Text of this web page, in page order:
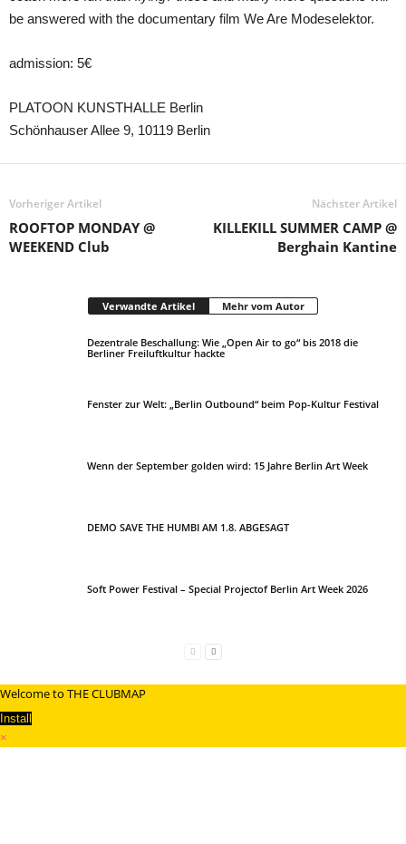
be answered with the documentary film We Are Modeselektor.
admission: 5€
PLATOON KUNSTHALLE Berlin
Schönhauser Allee 9, 10119 Berlin
Vorheriger Artikel
ROOFTOP MONDAY @
WEEKEND Club
Nächster Artikel
KILLEKILL SUMMER CAMP @
Berghain Kantine
Verwandte Artikel Mehr vom Autor
Dezentrale Beschallung: Wie „Open Air to go“ bis 2018 die
Berliner Freiluftkultur hackte
Fenster zur Welt: „Berlin Outbound“ beim Pop-Kultur Festival
Wenn der September golden wird: 15 Jahre Berlin Art Week
DEMO SAVE THE HUMBI AM 1.8. ABGESAGT
Soft Power Festival – Special Projectof Berlin Art Week 2026
Welcome to THE CLUBMAP
Install
×